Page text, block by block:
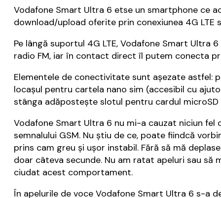
Vodafone Smart Ultra 6 etse un smartphone ce
download/upload oferite prin conexiunea 4G LTE
Pe lângă suportul 4G LTE, Vodafone Smart Ultra
radio FM, iar în contact direct îl putem conecta
Elementele de conectivitate sunt așezate astfel:
locașul pentru cartela nano sim (accesibil cu
stânga adăpostește slotul pentru cardul
Vodafone Smart Ultra 6 nu mi-a cauzat niciun
semnalului GSM. Nu știu de ce, poate fiindcă
prins cam greu și ușor instabil. Fără să mă
doar câteva secunde. Nu am ratat apeluri sau
ciudat acest comportament.
În apelurile de voce Vodafone Smart Ultra 6 s-a